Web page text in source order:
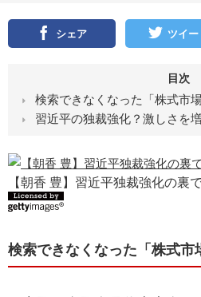
シェア ツイー
目次
検索できなくなった「株式市場
習近平の独裁強化？激しさを
【朝香 豊】習近平独裁強化の裏
検索できなくなった「株式市